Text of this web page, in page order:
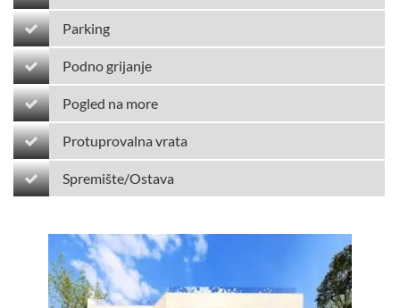
Parking
Podno grijanje
Pogled na more
Protuprovalna vrata
Spremište/Ostava